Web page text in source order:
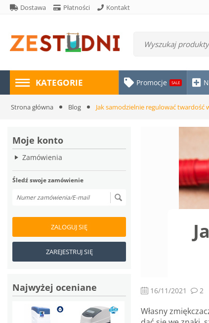
Dostawa Płatności Kontakt
KATEGORIE Promocje SALE
Strona główna Blog Jak samodzielnie regulować twardość
Moje konto
Zamówienia
Śledź swoje zamówienie
ZALOGUJ SIĘ
ZAREJESTRUJ SIĘ
Najwyżej oceniane 16/11/2021 2
Własny